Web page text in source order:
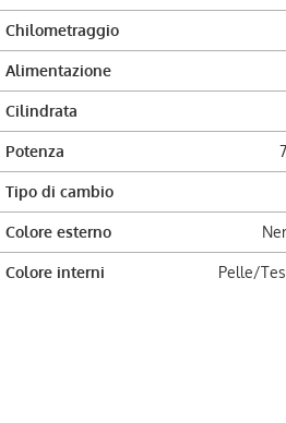
Chilometraggio
Alimentazione
Cilindrata
Potenza
Tipo di cambio
Colore esterno
Colore interni Pelle/